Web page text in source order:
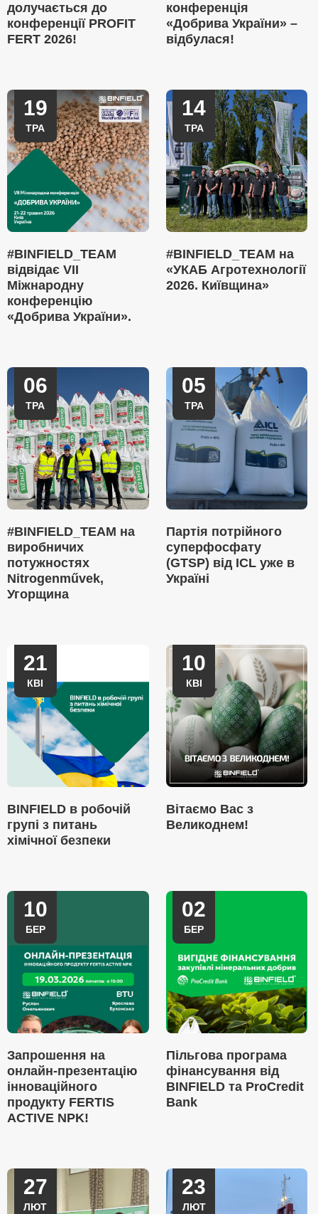
долучається до
конференції PROFIT
FERT 2026!
конференція
«Добрива України» –
відбулася!
19
ТРА
#BINFIELD_TEAM
відвідає VII
Міжнародну
конференцію
«Добрива України».
14
ТРА
#BINFIELD_TEAM на
«УКАБ Агротехнології
2026. Київщина»
06
ТРА
#BINFIELD_TEAM на
виробничих
потужностях
Nitrogenművek,
Угорщина
05
ТРА
Партія потрійного
суперфосфату
(GTSP) від ICL уже в
Україні
21
КВІ
BINFIELD в робочій
групі з питань
хімічної безпеки
10
КВІ
Вітаємо Вас з
Великоднем!
10
БЕР
Запрошення на
онлайн-презентацію
інноваційного
продукту FERTIS
ACTIVE NPK!
02
БЕР
Пільгова програма
фінансування від
BINFIELD та ProCredit
Bank
27
ЛЮТ
23
ЛЮТ